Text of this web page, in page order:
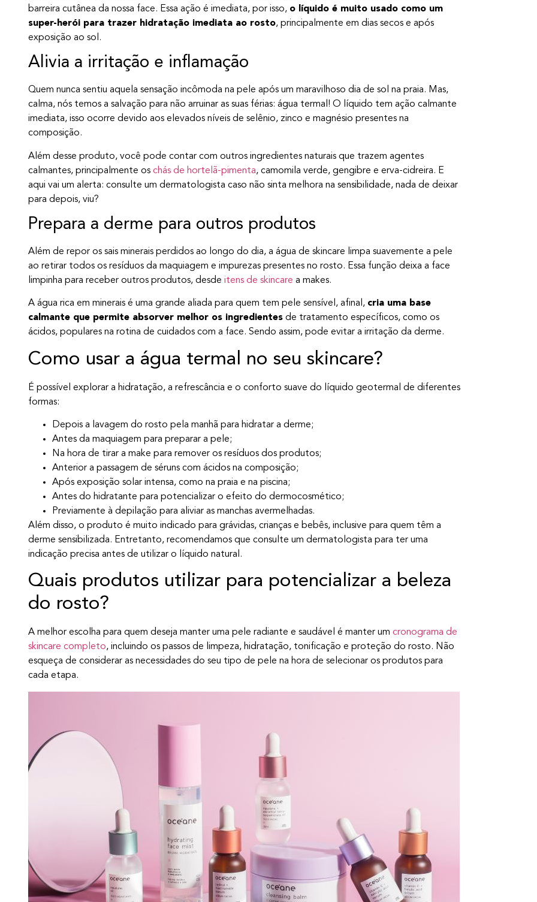
barreira cutânea da nossa face. Essa ação é imediata, por isso, o líquido é muito usado como um
super-herói para trazer hidratação imediata ao rosto, principalmente em dias secos e após
exposição ao sol.
Alivia a irritação e inflamação
Quem nunca sentiu aquela sensação incômoda na pele após um maravilhoso dia de sol na praia. Mas,
calma, nós temos a salvação para não arruinar as suas férias: água termal! O líquido tem ação calmante
imediata, isso ocorre devido aos elevados níveis de selênio, zinco e magnésio presentes na
composição.
Além desse produto, você pode contar com outros ingredientes naturais que trazem agentes
calmantes, principalmente os chás de hortelã-pimenta, camomila verde, gengibre e erva-cidreira. E
aqui vai um alerta: consulte um dermatologista caso não sinta melhora na sensibilidade, nada de deixar
para depois, viu?
Prepara a derme para outros produtos
Além de repor os sais minerais perdidos ao longo do dia, a água de skincare limpa suavemente a pele
ao retirar todos os resíduos da maquiagem e impurezas presentes no rosto. Essa função deixa a face
limpinha para receber outros produtos, desde itens de skincare a makes.
A água rica em minerais é uma grande aliada para quem tem pele sensível, afinal, cria uma base
calmante que permite absorver melhor os ingredientes de tratamento específicos, como os
ácidos, populares na rotina de cuidados com a face. Sendo assim, pode evitar a irritação da derme.
Como usar a água termal no seu skincare?
É possível explorar a hidratação, a refrescância e o conforto suave do líquido geotermal de diferentes
formas:
Depois a lavagem do rosto pela manhã para hidratar a derme;
Antes da maquiagem para preparar a pele;
Na hora de tirar a make para remover os resíduos dos produtos;
Anterior a passagem de séruns com ácidos na composição;
Após exposição solar intensa, como na praia e na piscina;
Antes do hidratante para potencializar o efeito do dermocosmético;
Previamente à depilação para aliviar as manchas avermelhadas.
Além disso, o produto é muito indicado para grávidas, crianças e bebês, inclusive para quem têm a
derme sensibilizada. Entretanto, recomendamos que consulte um dermatologista para ter uma
indicação precisa antes de utilizar o líquido natural.
Quais produtos utilizar para potencializar a beleza
do rosto?
A melhor escolha para quem deseja manter uma pele radiante e saudável é manter um cronograma de
skincare completo, incluindo os passos de limpeza, hidratação, tonificação e proteção do rosto. Não
esqueça de considerar as necessidades do seu tipo de pele na hora de selecionar os produtos para
cada etapa.